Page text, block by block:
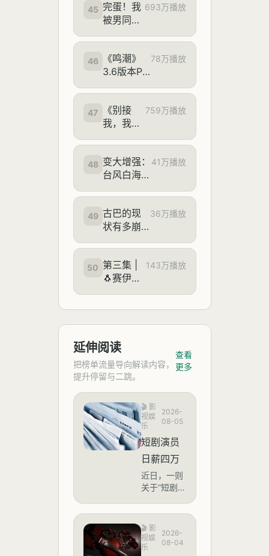
AIGC优才
创作营】
45 完蛋！我
被男同学
693万播放
46
《鸣潮》
3.6版本PV
心
78万播放
47
《别接
我，我
759万播放
48 变大增强：
台风白海豚
大范围暴雨
将超过巴威
41万播放
49 古巴的现
状有多崩
命，女性
靠特殊方
式换钱
36万播放
50 第三集 |
🐧赛伊
143万播放
延伸阅读
把榜单流量导向解读内容，
提升停留与二跳。
查看
更多
🎬 影
视娱
乐
2026-
08-05
短剧演员
日薪四万
近日，一则
关于“短剧演
的话题登上
微博热搜，
阅读量突破
168万。据
🎬 影
视娱
乐
2026-
08-04